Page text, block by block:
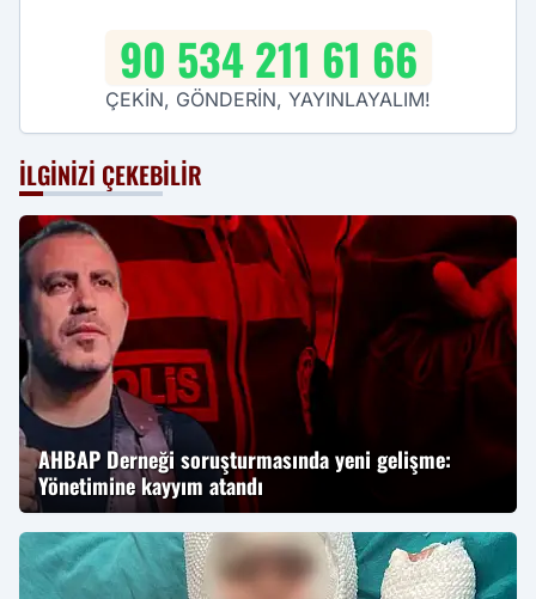
90 534 211 61 66
ÇEKİN, GÖNDERİN, YAYINLAYALIM!
İLGINIZI ÇEKEBILIR
AHBAP Derneği soruşturmasında yeni gelişme:
Yönetimine kayyım atandı